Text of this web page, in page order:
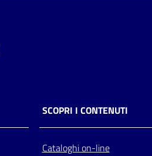
SCOPRI I CONTENUTI
Cataloghi on-line